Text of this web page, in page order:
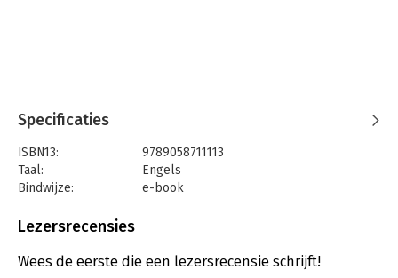
Specificaties
ISBN13:
9789058711113
Taal:
Engels
Bindwijze:
e-book
Bestandsformaat:
Uitgever:
Uitgeverij Thema
Lezersrecensies
Wees de eerste die een lezersrecensie schrijft!